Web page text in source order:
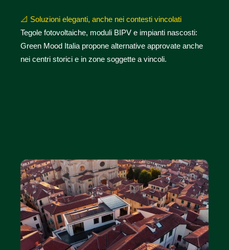
📐 Soluzioni eleganti, anche nei contesti vincolati
Tegole fotovoltaiche, moduli BIPV e impianti nascosti:
Green Mood Italia propone alternative approvate anche
nei centri storici e in zone soggette a vincoli.